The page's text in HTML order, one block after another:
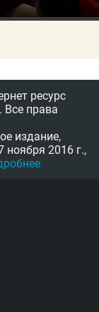
ресурс
Все права
издание,
ноября 2016 г.,